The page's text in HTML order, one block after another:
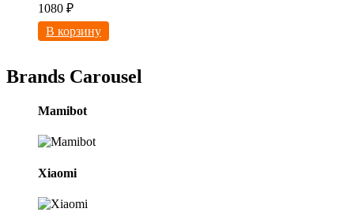
1080 ₽
В корзину
Brands Carousel
Mamibot
Xiaomi